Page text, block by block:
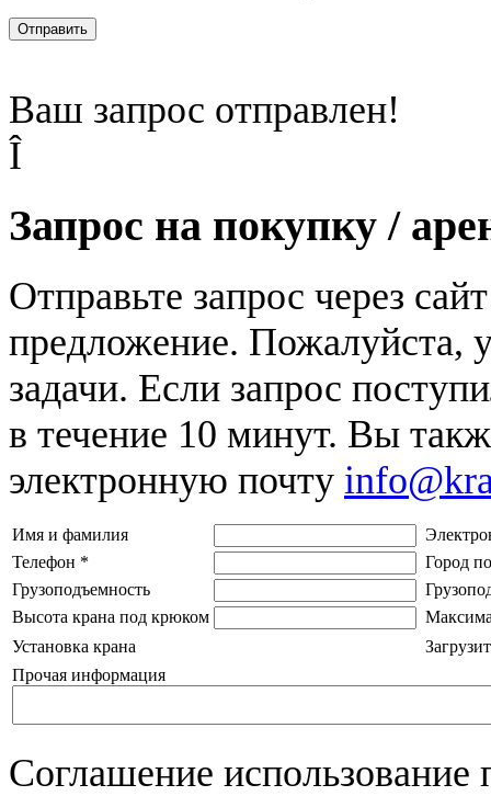
Отправить
Ваш запрос отправлен!
Î
Запрос на покупку /
Отправьте запрос через
предложение. Пожалуйста,
задачи. Если запрос
в течение 10 минут. Вы
электронную почту
Имя и фамилия
Телефон *
Город
Грузоподъемность
Высота крана под крюком
Установка крана
Прочая информация
Соглашение